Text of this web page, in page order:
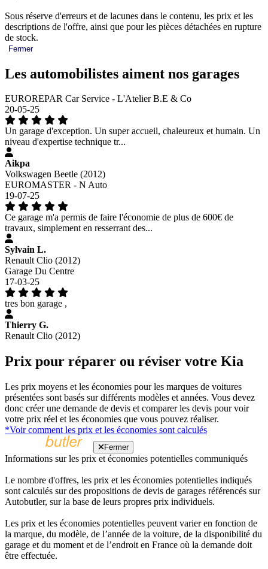
Sous réserve d'erreurs et de lacunes dans le contenu, les prix et les
descriptions de l'offre, ainsi que pour les pièces détachées en rupture
de stock.
Fermer
Les automobilistes aiment nos garages
EUROREPAR Car Service - L'Atelier B.E & Co
20-05-25
Un garage d'exception. Un super accueil, chaleureux et humain. Un
niveau d'expertise technique tr...
Aikpa
Volkswagen Beetle (2012)
EUROMASTER - N Auto
19-07-25
Ce garage m'a permis de faire l'économie de plus de 600€ de
travaux, simplement en resserrant des...
Sylvain L.
Renault Clio (2012)
Garage Du Centre
17-03-25
tres bon garage ,
Thierry G.
Renault Clio (2012)
Prix pour réparer ou réviser votre Kia
Les prix moyens et les économies pour les marques de voitures
présentées sont basés sur différents modèles et années. Vous devez
donc créer une demande de devis et comparer les devis pour voir
votre prix réel et les économies que vous pouvez réaliser.
*Voir comment les prix et les économies sont calculés
Fermer
Informations sur les prix et économies potentielles communiqués
Le nombre d'offres, les prix et les économies potentielles indiqués
sont calculés sur des propositions de devis de garages référencés sur
Autobutler, sur la base de leurs propres prix individuels.
Les prix et les économies potentielles peuvent varier en fonction de
la marque, du modèle, de l’année de la voiture, de la disponibilité du
garage et du moment et de l’endroit en France où la demande doit
être effectuée.